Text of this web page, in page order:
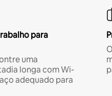
para
uma
longa com Wi-
adequado para